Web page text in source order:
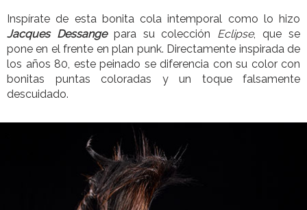
Inspírate de esta bonita cola intemporal como lo hizo
Jacques Dessange para su colección Eclipse, que se
pone en el frente en plan punk. Directamente inspirada de
los años 80, este peinado se diferencia con su color con
bonitas puntas coloradas y un toque falsamente
descuidado.